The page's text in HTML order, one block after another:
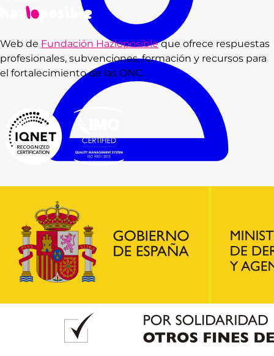
Consultas
Subvenciones
Recursos
Formación
Blog
Contacto
Iniciar Sesión
Web de Fundación Hazloposible que ofrece respuestas
profesionales, subvenciones, formación y recursos para
el fortalecimiento de las ONG.